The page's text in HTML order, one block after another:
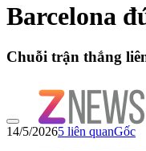
Barcelona
Chuỗi trận thắng
14/5/20265 liên quanGốc